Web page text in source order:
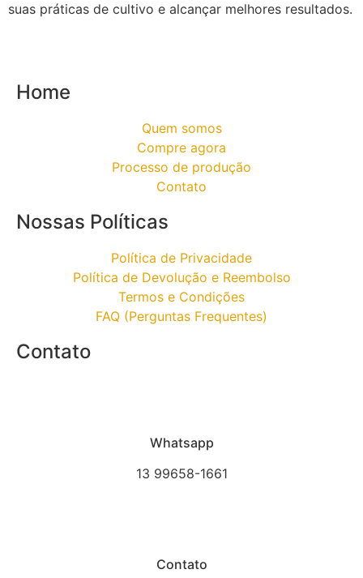
suas práticas de cultivo e alcançar melhores resultados.
Home
Quem somos
Compre agora
Processo de produção
Contato
Nossas Políticas
Política de Privacidade
Política de Devolução e Reembolso
Termos e Condições
FAQ (Perguntas Frequentes)
Contato
Whatsapp
13 99658-1661
Contato